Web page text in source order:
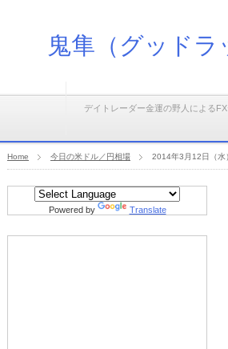
鬼隼（グッドラ
デイトレーダー金運の野人による
Home 今日の米ドル／円相場 2014年3月12日（水
Powered by Translate